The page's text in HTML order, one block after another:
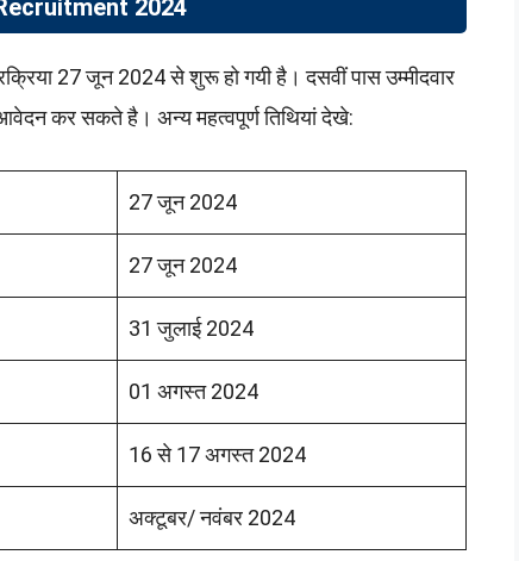
2024
27 जून 2024 से शुरू हो गयी है। दसवीं पास उम्मीदवार
कर सकते है। अन्य महत्वपूर्ण तिथियां देखे:
27 जून 2024
27 जून 2024
31 जुलाई 2024
01 अगस्त 2024
16 से 17 अगस्त 2024
अक्टूबर/ नवंबर 2024